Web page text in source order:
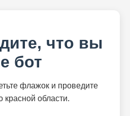
что вы
бот
флажок и проведите
области.